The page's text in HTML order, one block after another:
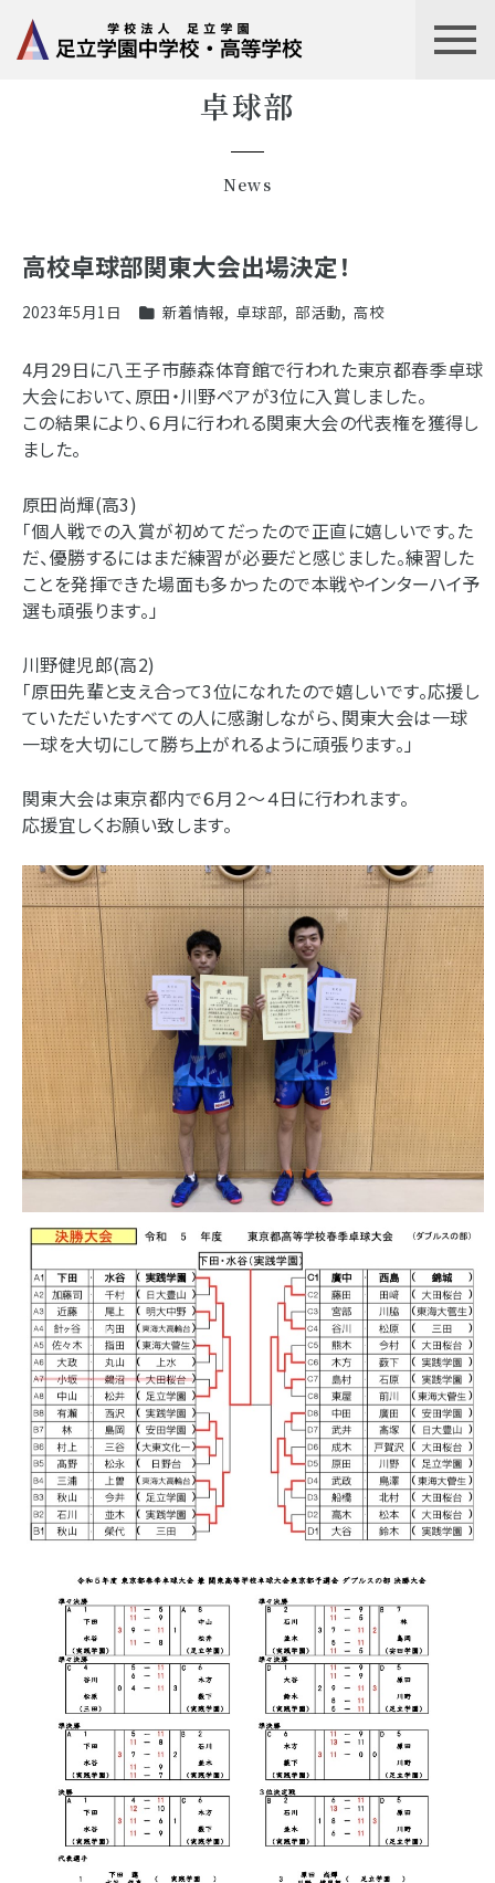
卓球部
News
高校卓球部関東大会出場決定！
2023年5月1日 新着情報, 卓球部, 部活動, 高校
4月29日に八王子市藤森体育館で行われた東京都春季卓球
大会において、原田・川野ペアが3位に入賞しました。
この結果により、６月に行われる関東大会の代表権を獲得し
ました。
原田尚輝(高3)
「個人戦での入賞が初めてだったので正直に嬉しいです。た
だ、優勝するにはまだ練習が必要だと感じました。練習した
ことを発揮できた場面も多かったので本戦やインターハイ予
選も頑張ります。」
川野健児郎(高2)
「原田先輩と支え合って3位になれたので嬉しいです。応援し
ていただいたすべての人に感謝しながら、関東大会は一球
一球を大切にして勝ち上がれるように頑張ります。」
関東大会は東京都内で６月２～４日に行われます。
応援宜しくお願い致します。